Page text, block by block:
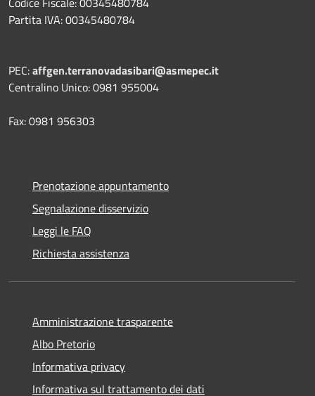
Partita IVA: 00345480784
PEC:affgen.terranovadasibari@asmepec.it
Centralino Unico: 0981 955004
Fax: 0981 956303
Prenotazione appuntamento
Segnalazione disservizio
Leggi le FAQ
Richiesta assistenza
Amministrazione trasparente
Albo Pretorio
Informativa privacy
Informativa sul trattamento dei dati